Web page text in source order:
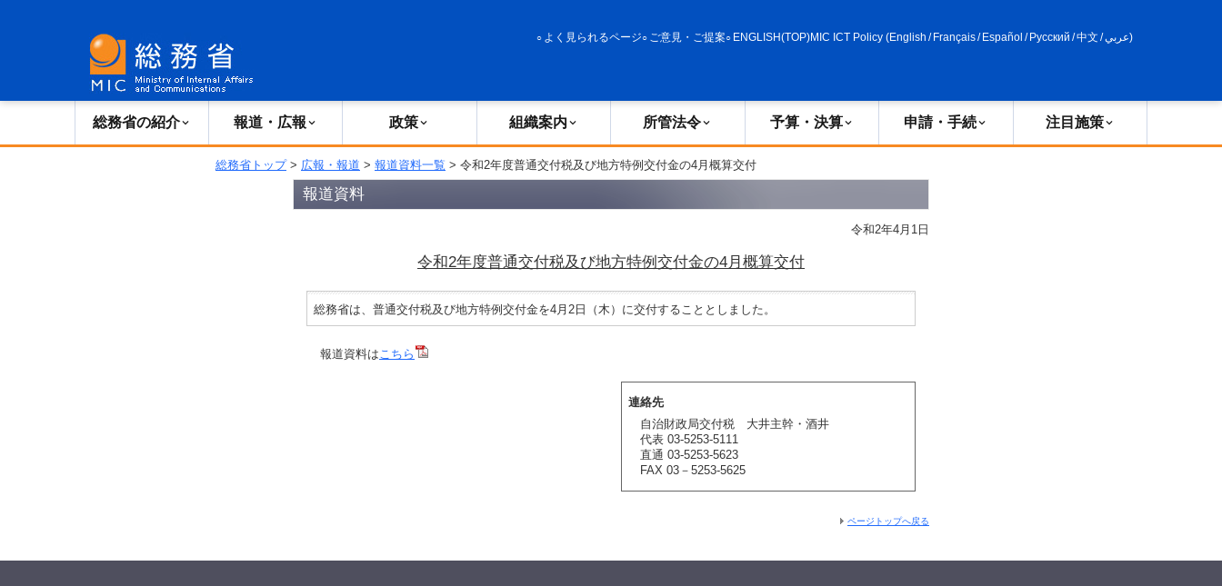
よく見られるページ ご意見・ご提案 ENGLISH(TOP)MIC ICT Policy (English / Français/ Español / Русский /中文 /عربي)
総務省の紹介 報道・広報 政策 組織案内 所管法令 予算・決算 申請・手続 注目施策
総務省トップ> 広報・報道 > 報道資料一覧 > 令和2年度普通交付税及び地方特例交付金の4月概算交付
報道資料
令和2年4月1日
令和2年度普通交付税及び地方特例交付金の4月概算交付
総務省は、普通交付税及び地方特例交付金を4月2日（木）に交付することとしました。
報道資料はこちら
連絡先
自治財政局交付税 大井主幹・酒井
代表 03-5253-5111
直通 03-5253-5623
FAX 03－5253-5625
ページトップへ戻る